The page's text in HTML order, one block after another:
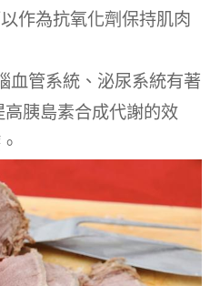
作為抗氧化劑保持肌肉
血管系統、泌尿系統有著
胰島素合成代謝的效